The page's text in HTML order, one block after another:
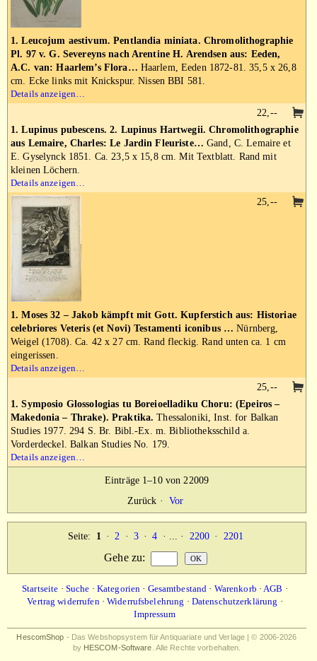
1. Leucojum aestivum. Pentlandia miniata. Chromolithographie
Pl. 97 v. G. Severeyns nach Arentine H. Arendsen aus: Eeden,
A.C. van: Haarlem’s Flora… Haarlem, Eeden 1872-81. 35,5 x 26,8
cm. Ecke links mit Knickspur. Nissen BBI 581.
Details anzeigen…
1. Lupinus pubescens. 2. Lupinus Hartwegii. Chromolithographie
aus Lemaire, Charles: Le Jardin Fleuriste… Gand, C. Lemaire et
E. Gyselynck 1851. Ca. 23,5 x 15,8 cm. Mit Textblatt. Rand mit
kleinen Löchern.
Details anzeigen…
22,--
1. Moses 32 – Jakob kämpft mit Gott. Kupferstich aus: Historiae
celebriores Veteris (et Novi) Testamenti iconibus … Nürnberg,
Weigel (1708). Ca. 42 x 27 cm. Rand fleckig. Rand unten ca. 1 cm
eingerissen.
Details anzeigen…
25,--
1. Symposio Glossologias tu Boreioelladiku Choru: (Epeiros –
Makedonia – Thrake). Praktika. Thessaloniki, Inst. for Balkan
Studies 1977. 294 S. Br. Bibl.-Ex. m. Bibliotheksschild a.
Vorderdeckel. Balkan Studies No. 179.
Details anzeigen…
25,--
Einträge 1–10 von 22009
Zurück · Vor
Seite: 1 · 2 · 3 · 4 · ... · 2200 · 2201
Gehe zu:
Startseite · Suche · Kategorien · Gesamtbestand · Warenkorb ·AGB ·
Vertrag widerrufen·Widerrufsbelehrung · Datenschutzerklärung ·
Impressum
HescomShop - Das Webshopsystem für Antiquariate und Verlage | © 2006-2026
by HESCOM-Software . Alle Rechte vorbehalten.